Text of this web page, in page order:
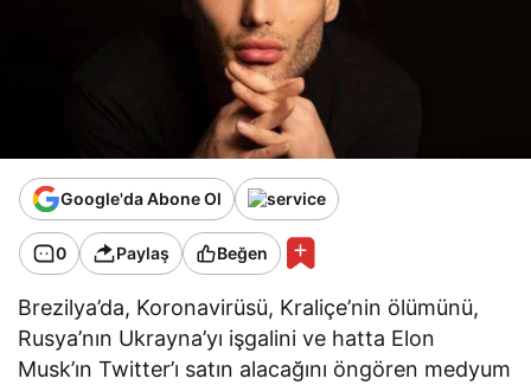
Google'da Abone Ol
0 Paylaş Beğen
Brezilya’da, Koronavirüsü, Kraliçe’nin ölümünü,
Rusya’nın Ukrayna’yı işgalini ve hatta Elon
Musk’ın Twitter’ı satın alacağını öngören medyum